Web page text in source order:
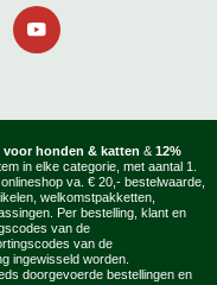
honden & katten & 12%
in elke categorie, met aantal 1.
va. € 20,- bestelwaarde,
welkomstpakketten,
Per bestelling, klant en
van de
van de
ingewisseld worden.
doorgevoerde bestellingen en